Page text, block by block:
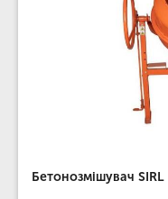
Бетонозмішувач